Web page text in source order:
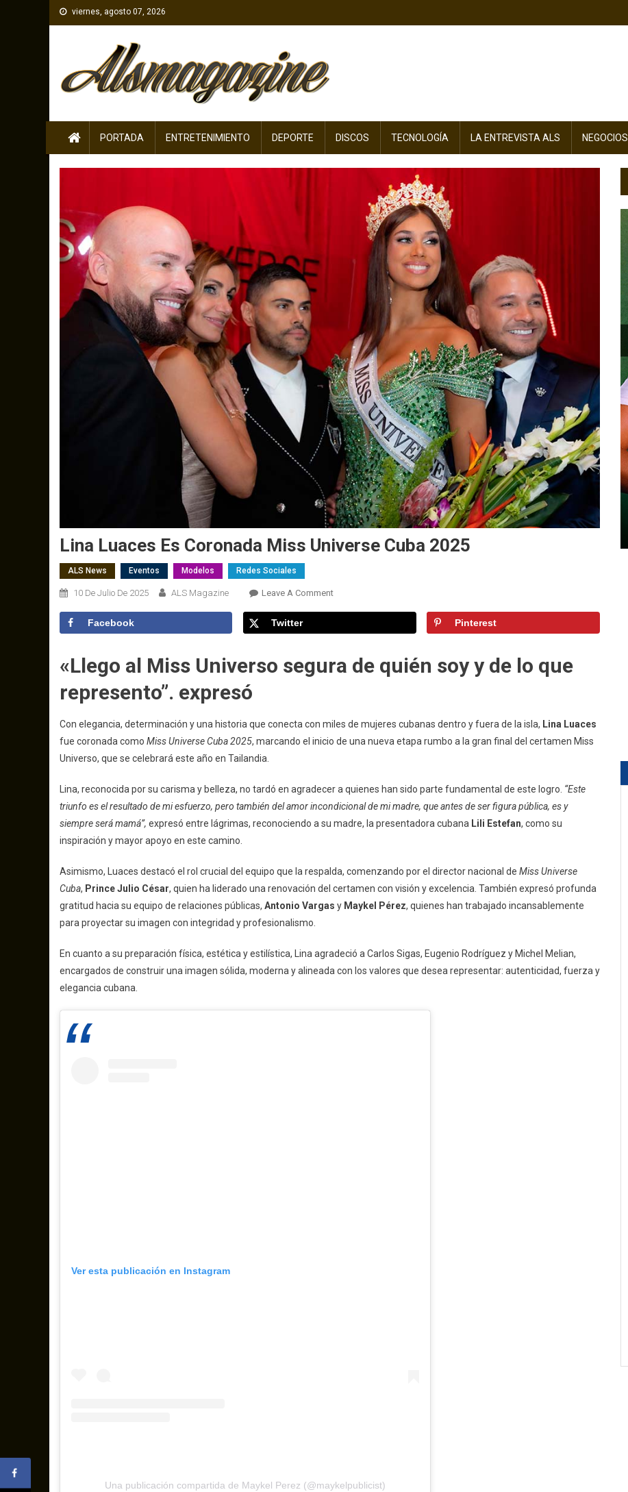
viernes, agosto 07, 2026
PORTADA ENTRETENIMIENTO DEPORTE DISCOS TECNOLOGÍA LA ENTREVISTA ALS NEGOCIOS
Lina Luaces Es Coronada Miss Universe Cuba 2025
ALS News Eventos Modelos Redes Sociales
10 De Julio De 2025 ALS Magazine Leave A CommentOn
Coronada
Miss
2025
Facebook Twitter Pinterest
«Llego al Miss Universo segura de quién soy y de lo que
represento”. expresó
Con elegancia, determinación y una historia que conecta con miles de mujeres cubanas dentro y fuera de la isla, Lina Luaces
fue coronada como Miss Universe Cuba 2025, marcando el inicio de una nueva etapa rumbo a la gran final del certamen Miss
Universo, que se celebrará este año en Tailandia.
Lina, reconocida por su carisma y belleza, no tardó en agradecer a quienes han sido parte fundamental de este logro. “Este
triunfo es el resultado de mi esfuerzo, pero también del amor incondicional de mi madre, que antes de ser figura pública, es y
siempre será mamá”, expresó entre lágrimas, reconociendo a su madre, la presentadora cubana Lili Estefan, como su
inspiración y mayor apoyo en este camino.
Asimismo, Luaces destacó el rol crucial del equipo que la respalda, comenzando por el director nacional de Miss Universe
Cuba, Prince Julio César, quien ha liderado una renovación del certamen con visión y excelencia. También expresó profunda
gratitud hacia su equipo de relaciones públicas, Antonio Vargas y Maykel Pérez, quienes han trabajado incansablemente
para proyectar su imagen con integridad y profesionalismo.
En cuanto a su preparación física, estética y estilística, Lina agradeció a Carlos Sigas, Eugenio Rodríguez y Michel Melian,
encargados de construir una imagen sólida, moderna y alineada con los valores que desea representar: autenticidad, fuerza y
elegancia cubana.
Ver esta publicación en Instagram
Una publicación compartida de Maykel Perez (@maykelpublicist)